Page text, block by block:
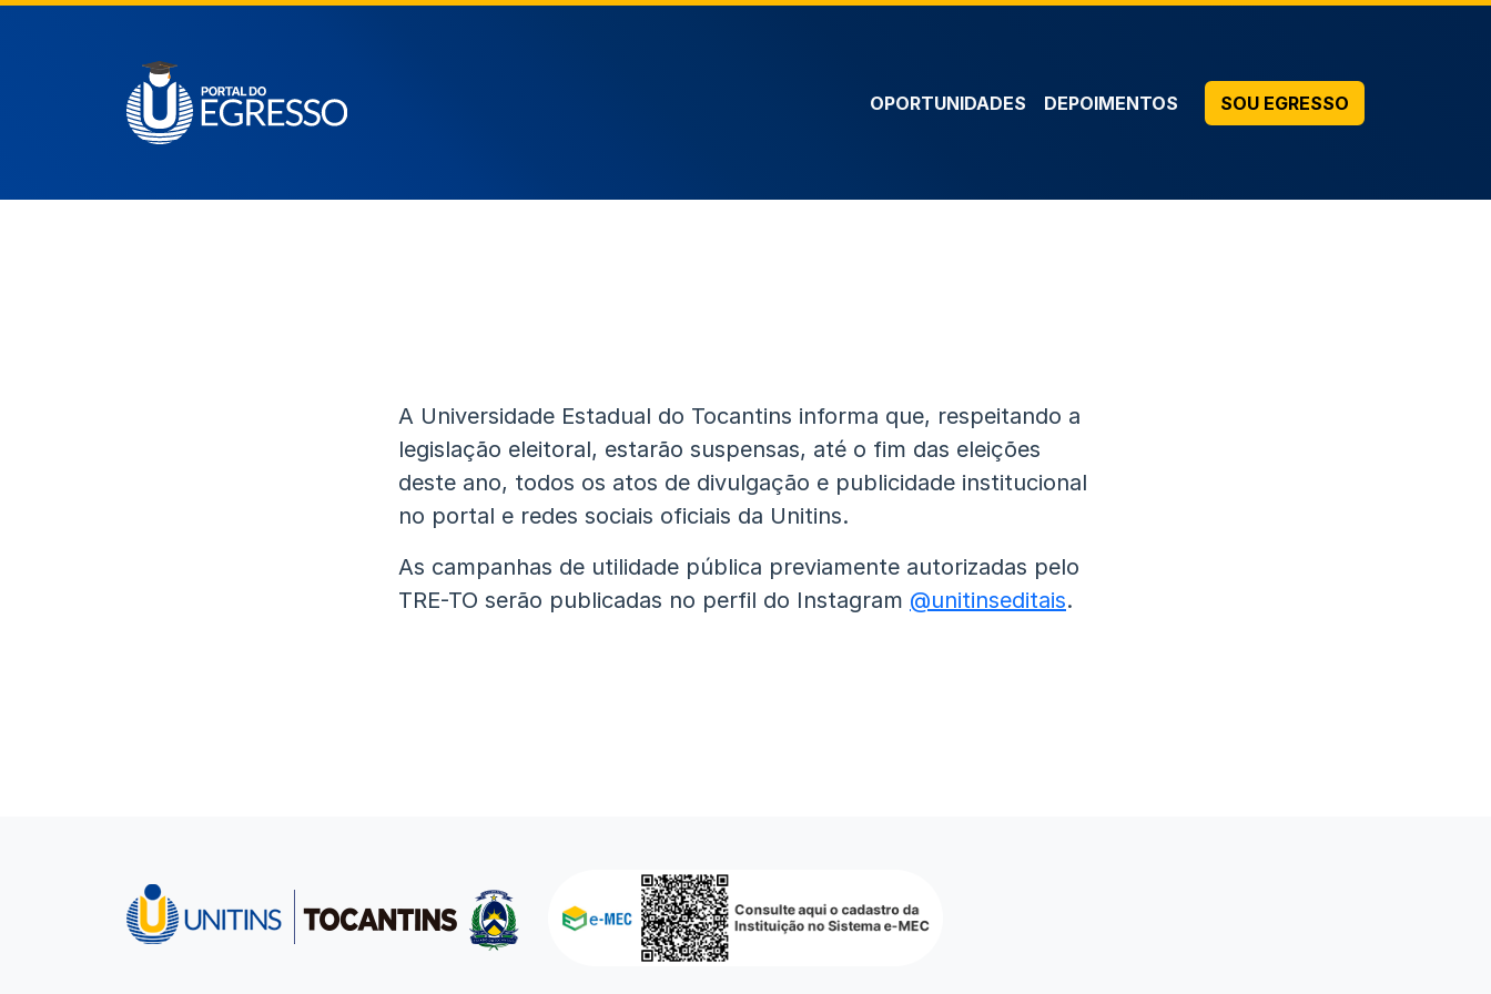
OPORTUNIDADES DEPOIMENTOS SOU EGRESSO
A Universidade Estadual do Tocantins informa que, respeitando a
legislação eleitoral, estarão suspensas, até o fim das eleições
deste ano, todos os atos de divulgação e publicidade institucional
no portal e redes sociais oficiais da Unitins.
As campanhas de utilidade pública previamente autorizadas pelo
TRE-TO serão publicadas no perfil do Instagram @unitinseditais.